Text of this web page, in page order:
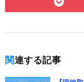
関連する記事